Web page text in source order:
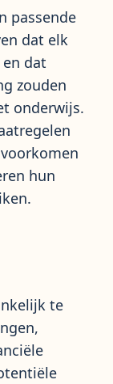
passende
dat elk
dat
zouden
onderwijs.
hun
te